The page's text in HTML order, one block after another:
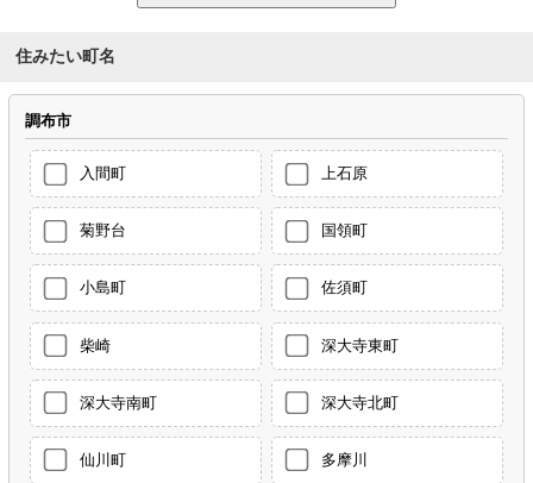
住みたい町名
調布市
入間町 上石原
菊野台 国領町
小島町 佐須町
柴崎 深大寺東町
深大寺南町 深大寺北町
仙川町 多摩川